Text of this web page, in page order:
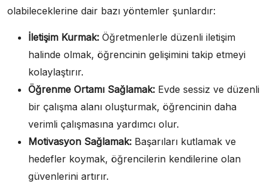
olabileceklerine dair bazı yöntemler şunlardır:
İletişim Kurmak: Öğretmenlerle düzenli iletişim
halinde olmak, öğrencinin gelişimini takip etmeyi
kolaylaştırır.
Öğrenme Ortamı Sağlamak: Evde sessiz ve düzenli
bir çalışma alanı oluşturmak, öğrencinin daha
verimli çalışmasına yardımcı olur.
Motivasyon Sağlamak: Başarıları kutlamak ve
hedefler koymak, öğrencilerin kendilerine olan
güvenlerini artırır.